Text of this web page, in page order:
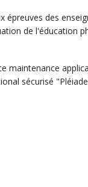
épreuves des
de l'éducation
maintenance
sécurisé